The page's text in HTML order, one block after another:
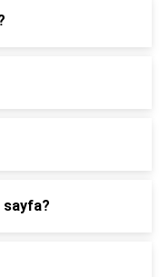
sayfa?